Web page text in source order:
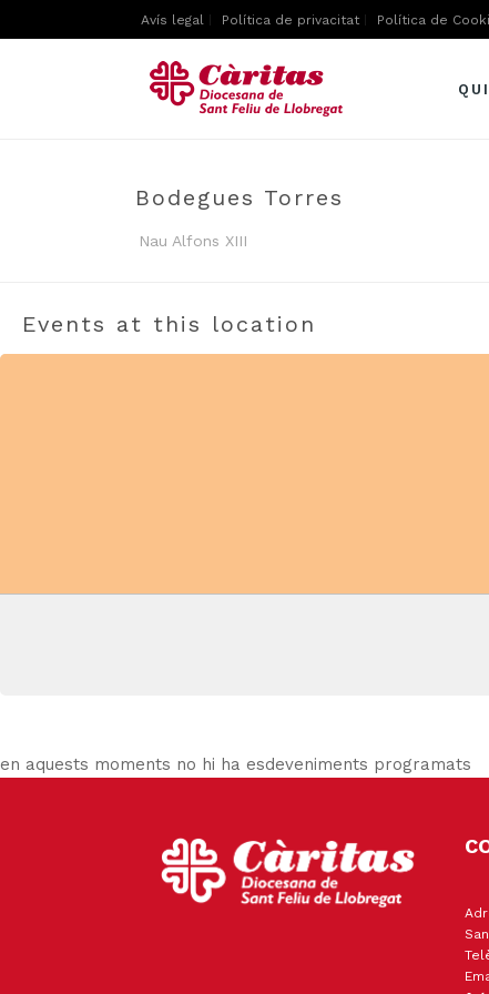
Avís legal Política de privacitat Política de
Bodegues Torres
Nau Alfons XIII
Events at this location
en aquests moments no hi ha esdeveniments programats